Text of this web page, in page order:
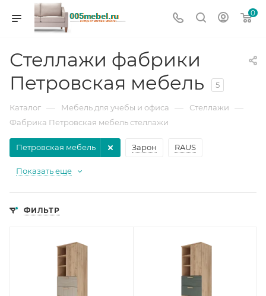
0
Стеллажи фабрики
Петровская мебель
5
Каталог — Мебель для учебы и офиса — Стеллажи —
Фабрика Петровская мебель стеллажи
Петровская мебель Зарон RAUS
Показать еще
ФИЛЬТР